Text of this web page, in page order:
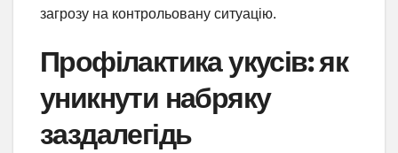
загрозу на контрольовану ситуацію.
Профілактика укусів: як
уникнути набряку
заздалегідь